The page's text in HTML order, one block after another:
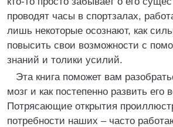
проводят часы в спортзалах,
лишь некоторые осознают, как
повысить свои возможности с
знаний и толики усилий.
Эта книга поможет вам
мозг и как постепенно развить его
Потрясающие открытия
потребности наших – часто